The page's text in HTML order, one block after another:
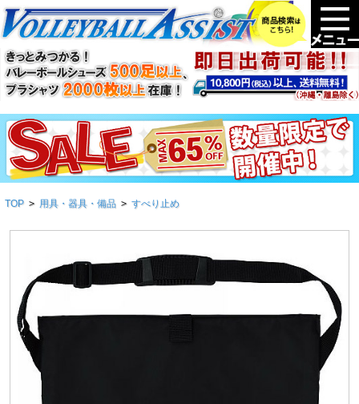
TOP > 用具・器具・備品 > すべり止め